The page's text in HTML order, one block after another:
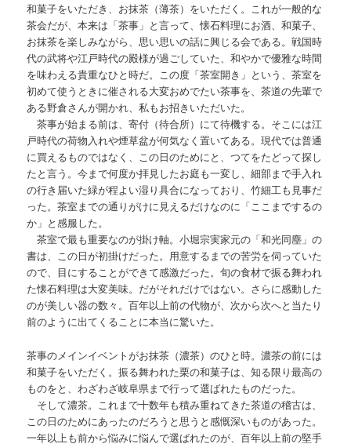
和菓子をいただき、お抹茶（薄茶）をいただく。これが一般的な
茶会だが、本来は「茶事」と言って、懐石料理にお酒、和菓子、
お抹茶を楽しみながら、思い思いの話に興じる会である。戦国時
代の武将や江戸時代の殿様が過ごしていた、和やかで優雅な時間
を味わえる貴重なひと時だ。この度「茶室開き」という、茶室を
初めて使うときに催される大変おめでたい茶事を、茶道の先輩で
ある野倉さんが開かれ、私もお招きいただいた。
茶事が始まる前は、寄付（待合所）にて待機する。そこには江
戸時代の荷物入れや煙草盆が何気なく置いてある。現代では普通
に買えるものではなく、この日のためにと、つてをたどって探し
たと言う。今まで何度か拝見したお庭も一変し、細部まで手入れ
の行き届いた緑が程よい湿り具合になっており、竹細工も見事だ
った。茶室までの通りがけに見えるだけなのに「ここまでするの
か」と感服した。
茶室で最も重要なのが掛け軸。小堀宗実家元の「和光同塵」の
書は、この日が初掛けだった。用意するまでの苦労を伺っていた
ので、目にすることができて感激だった。旬の食材で振る舞われ
た懐石料理は大変美味。だがそれだけではない。さらに感動した
のが美しい器の数々。百年以上前の代物が、次から次へと当たり
前のように出てくることに本当に驚いた。
茶事のメインイベントがお抹茶（濃茶）のひと時。濃茶の前には
和菓子をいただく。振る舞われた栗の和菓子は、知る限り最高の
ものをと、わざわざ岐阜県まで行って選ばれたものだった。
そして濃茶。これまで十数年も積み重ねてきた茶道の稽古は、
この日のためにあったのだろうと思うと感慨深いものがあった。
一年以上も前から悩みに悩んで選ばれたのが、百年以上前の堅手